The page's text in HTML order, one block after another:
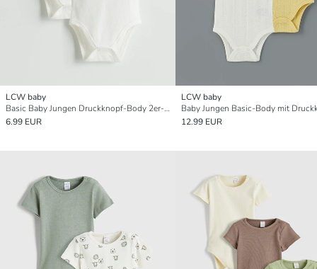
LCW baby
Basic Baby Jungen Druckknopf-Body 2er-Pack
6.99 EUR
LCW baby
12.99 EUR